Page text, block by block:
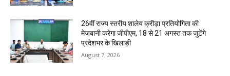
26वीं राज्य स्तरीय शालेय क्रीड़ा प्रतियोगिता की
मेजबानी करेगा जीपीएम, 18 से 21 अगस्त तक जुटेंगे
प्रदेशभर के खिलाड़ी
August 7, 2026